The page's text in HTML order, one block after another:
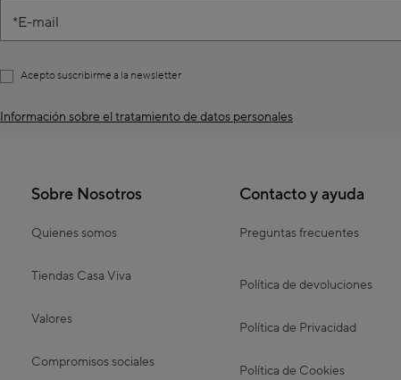
E-mail
Acepto suscribirme a la newsletter
Información sobre el tratamiento de datos personales
Sobre Nosotros
Quienes somos
Tiendas Casa Viva
Valores
Compromisos sociales
Contacto y ayuda
Preguntas frecuentes
Política de devoluciones
Política de Privacidad
Política de Cookies